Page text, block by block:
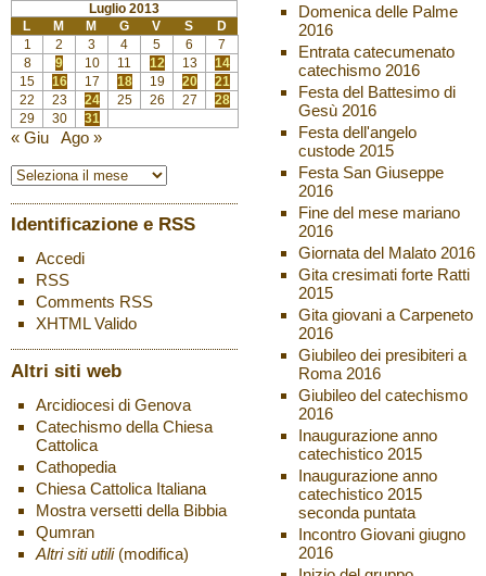
Luglio 2013
L
M M G V S
D
1
2 3 4 5 6
7
8
9 10 11 12 13
14
15
16 17 18 19 20
21
22
23 24 25 26 27
28
29
30 31
« Giu Ago »
Identificazione e RSS
Accedi
RSS
Comments RSS
XHTMLValido
Altri siti web
Arcidiocesi di Genova
Catechismo della Chiesa
Cattolica
Cathopedia
Chiesa Cattolica Italiana
Mostra versetti della Bibbia
Qumran
Altri siti utili (modifica)
Domenica delle Palme
2016
Entrata catecumenato
catechismo 2016
Festa del Battesimo di
Gesù 2016
Festa dell'angelo
custode 2015
Festa San Giuseppe
2016
Fine del mese mariano
2016
Giornata del Malato 2016
Gita cresimati forte Ratti
2015
Gita giovani a Carpeneto
2016
Giubileo dei presibiteri a
Roma 2016
Giubileo del catechismo
2016
Inaugurazione anno
catechistico 2015
Inaugurazione anno
catechistico 2015
seconda puntata
Incontro Giovani giugno
2016